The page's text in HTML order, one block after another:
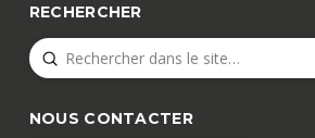
RECHERCHER
Search
Submit
NOUS CONTACTER